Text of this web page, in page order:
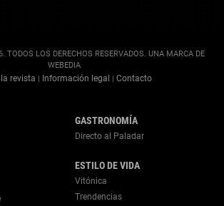
TODOS LOS DERECHOS RESERVADOS. UNA MARCA DE
WEBEDIA
revista | Información legal | Contacto
GASTRONOMÍA
Directo al Paladar
ESTILO DE VIDA
Vitónica
Trendencias